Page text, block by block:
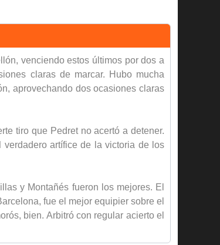
venciendo estos últimos por dos a
claras de marcar. Hubo mucha
aprovechando dos ocasiones claras
tiro que Pedret no acertó a detener.
artífice de la victoria de los
y Montañés fueron los mejores. El
fue el mejor equipier sobre el
bien. Arbitró con regular acierto el